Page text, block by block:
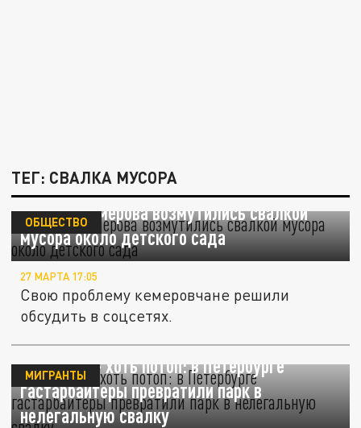
ТЕГ: СВАЛКА МУСОРА
Жители Кемерова возмутились свалкой
мусора около детского сада
ОБЩЕСТВО
27 МАРТА 17:05
Свою проблему кемеровчане решили
обсудить в соцсетях.
После нас - хоть потоп: в Петербурге
гастарбайтеры превратили парк в
нелегальную свалку
МИГРАНТЫ